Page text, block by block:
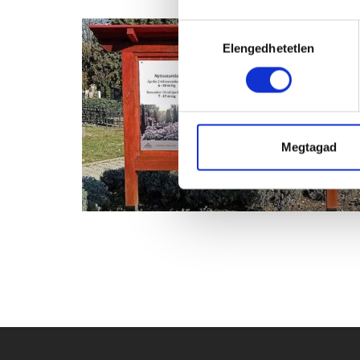
Hozzájárulás
kiválasztásaElengedhetetlen
Megtagad